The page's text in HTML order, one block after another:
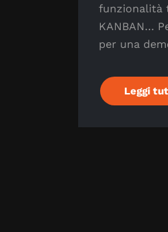
funzionalità
KANBAN…
per una
Leggi